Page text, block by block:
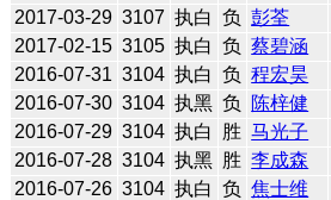
2017-03-29 3107 执白 负 彭荃
2017-02-15 3105 执白 负 蔡碧涵
2016-07-31 3104 执白 负 程宏昊
2016-07-30 3104 执黑 负 陈梓健
2016-07-29 3104 执白 胜 马光子
2016-07-28 3104 执黑 胜 李成森
2016-07-26 3104 执白 负 焦士维